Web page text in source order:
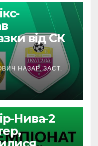
від СК
НАЗАР, ЗАСТ.
Нива-2